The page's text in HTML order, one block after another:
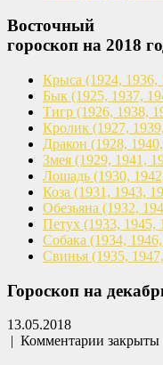
Восточный
гороскоп на 2018
Крыса (1924, 1936,
Бык (1925, 1937,
Тигр (1926, 1938,
Кролик (1927,
Дракон (1928,
Змея (1929, 1941,
Лошадь (1930,
Коза (1931, 1943,
Обезьяна (1932,
Петух (1933, 1945,
Собака (1934,
Свинья (1935,
Гороскоп на
13.05.2018
| Комментарии закрыты